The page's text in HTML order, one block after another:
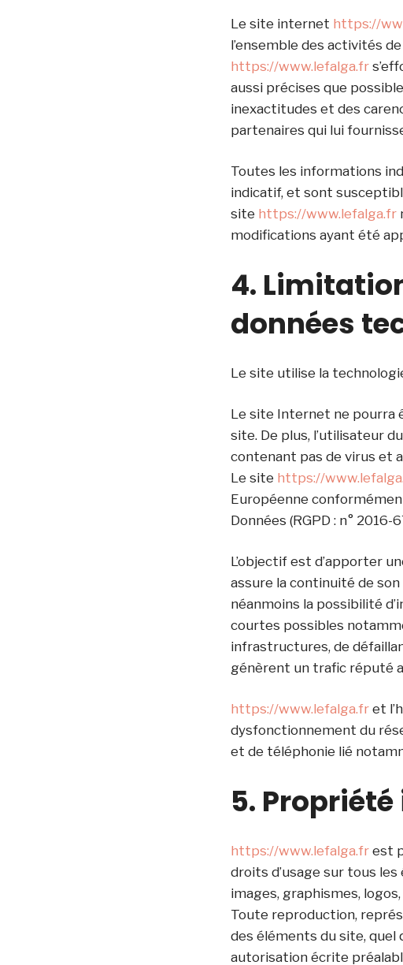
Le site internet https://
l’ensemble des activités
https://www.lefalga.fr
aussi précises que
inexactitudes et des
partenaires qui lui
Toutes les informations
indicatif, et sont
site https://www.lefalga.fr
modifications ayant été
4.
données
Le site utilise la
Le site Internet ne pourra
site. De plus, l’utilisateur
contenant pas de virus et
Le site https://
Européenne
Données (RGPD : n° 2016-
L’objectif est d’apporter
assure la continuité de
néanmoins la possibilité
courtes possibles
infrastructures, de
génèrent un trafic réputé
https://www.lefalga.fr et
dysfonctionnement du
et de téléphonie lié
5.
https://www.lefalga.fr est
droits d’usage sur tous
images, graphismes,
Toute reproduction,
des éléments du site,
autorisation écrite